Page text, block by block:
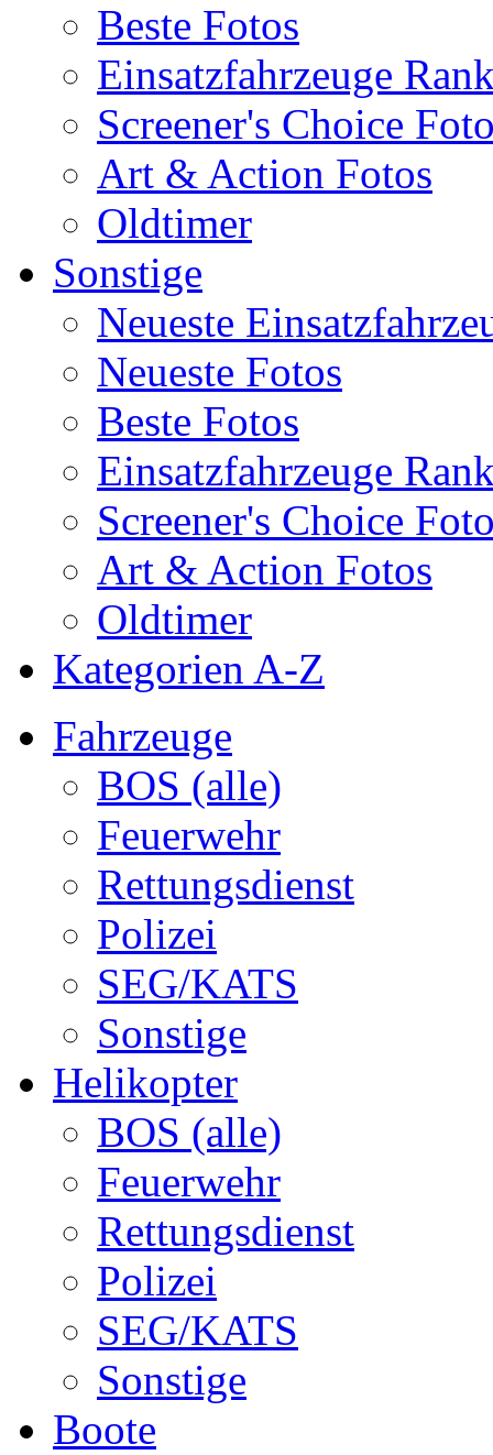
Beste Fotos
Einsatzfahrzeuge
Screener's Choice
Art & Action Fotos
Oldtimer
Sonstige
Neueste
Neueste Fotos
Beste Fotos
Einsatzfahrzeuge
Screener's Choice
Art & Action Fotos
Oldtimer
Kategorien A-Z
Fahrzeuge
BOS (alle)
Feuerwehr
Rettungsdienst
Polizei
SEG/KATS
Sonstige
Helikopter
BOS (alle)
Feuerwehr
Rettungsdienst
Polizei
SEG/KATS
Sonstige
Boote